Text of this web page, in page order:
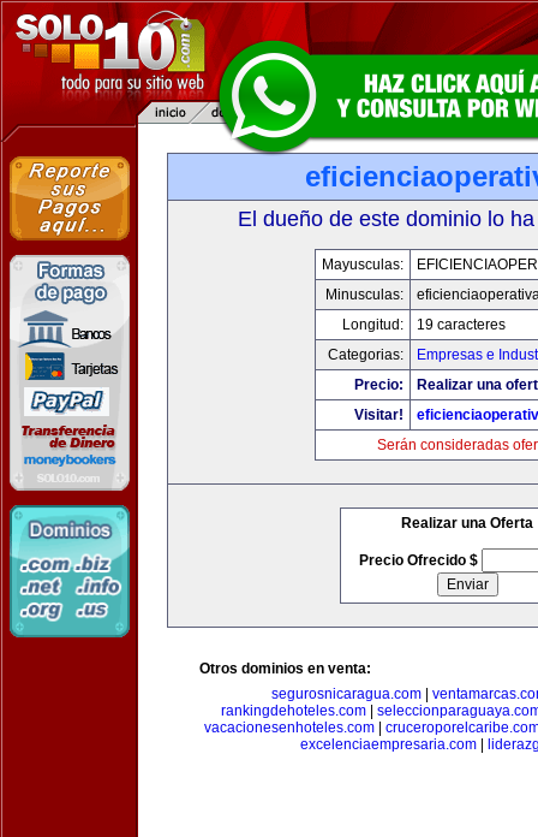
El dueño de este dominio lo
Mayusculas:
Minusculas:
Longitud:
19 caracteres
Categorias:
Empresas e
Precio:
Realizar una
Visitar!
Serán consideradas
Realizar una Oferta
Precio Ofrecido $
Otros dominios en venta:
segurosnicaragua.com
rankingdehoteles.com|
vacacionesenhoteles.com
excelenciaempresaria.com